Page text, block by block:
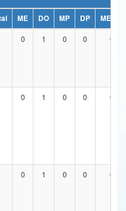
Comunicações
Humanos
ME DO MP DP
ME/DO
0 1 0 0 0
0 1 0 0 0
0 1 0 0 0